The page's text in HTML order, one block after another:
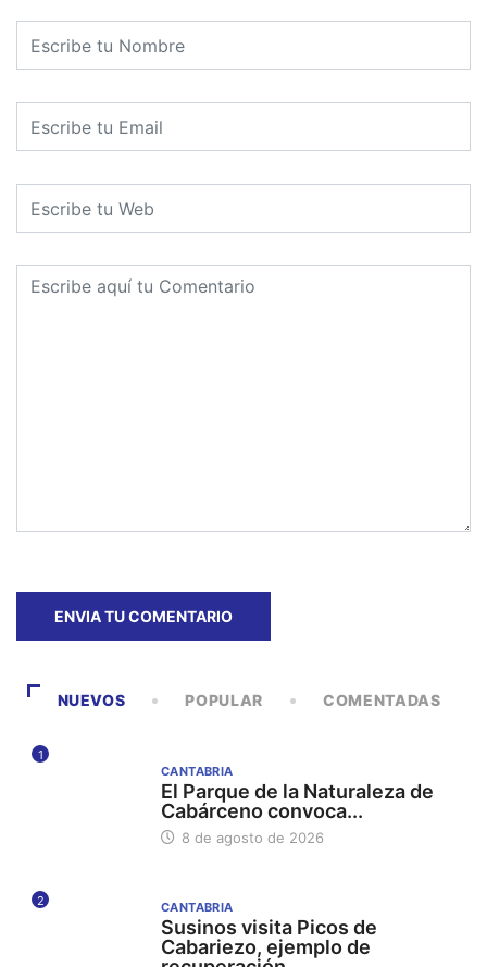
NUEVOS POPULAR COMENTADAS
1
CANTABRIA
El Parque de la Naturaleza de
Cabárceno convoca...
8 de agosto de 2026
2 CANTABRIA
Susinos visita Picos de
Cabariezo, ejemplo de